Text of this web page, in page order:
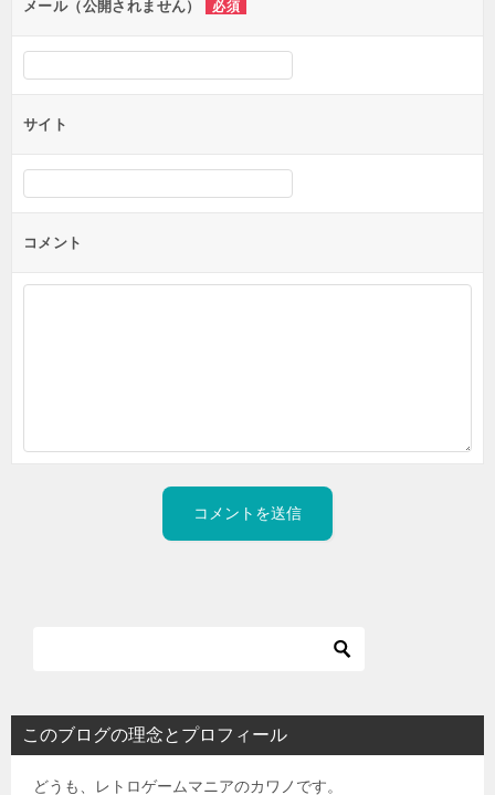
ンメール（公開されません） 必須
サイト
コメント
このブログの理念とプロフィール
どうも、レトロゲームマニアのカワノです。